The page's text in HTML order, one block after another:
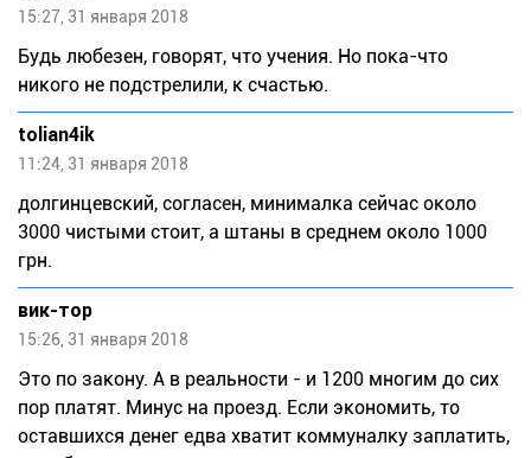
15:27, 31 января 2018
Будь любезен, говорят, что учения. Но пока-что
никого не подстрелили, к счастью.
tolian4ik
11:24, 31 января 2018
долгинцевский, согласен, минималка сейчас около
3000 чистыми стоит, а штаны в среднем около 1000
грн.
вик-тор
15:26, 31 января 2018
Это по закону. А в реальности - и 1200 многим до сих
пор платят. Минус на проезд. Если экономить, то
оставшихся денег едва хватит коммуналку заплатить,